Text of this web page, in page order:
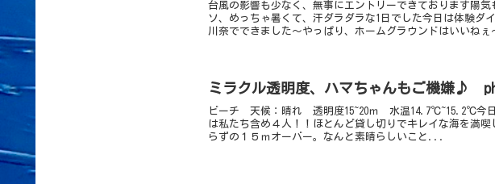
台風の影響も少なく、無事にエントリーできております陽
ソ、めっちゃ暑くて、汗ダラダラな1日でした今日は体験ダ
川奈でできました～やっぱり、ホームグラウンドはいいね
ミラクル透明度、ハマちゃんもご機嫌♪
ビーチ 天候：晴れ 透明度15~20ｍ 水温14.7℃~15.2℃今日
は私たち含め４人！！ほとんど貸し切りでキレイな海を満
らずの１５ｍオーバー。なんと素晴らしいこと...